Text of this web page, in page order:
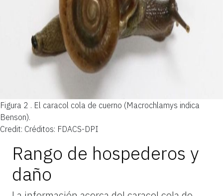
Figura 2 . El caracol cola de cuerno (Macrochlamys indica
Benson).
Credit: Créditos: FDACS-DPI
Rango de hospederos y
daño